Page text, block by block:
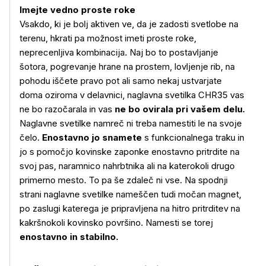
Več o izdelku
Imejte vedno proste roke
Vsakdo, ki je bolj aktiven ve, da je zadosti svetlobe na
terenu, hkrati pa možnost imeti proste roke,
neprecenljiva kombinacija. Naj bo to postavljanje
šotora, pogrevanje hrane na prostem, lovljenje rib, na
pohodu iščete pravo pot ali samo nekaj ustvarjate
doma oziroma v delavnici, naglavna svetilka CHR35 vas
ne bo razočarala in vas ne bo ovirala pri vašem delu.
Naglavne svetilke namreč ni treba namestiti le na svoje
čelo. Enostavno jo snamete s funkcionalnega traku in
jo s pomočjo kovinske zaponke enostavno pritrdite na
svoj pas, naramnico nahrbtnika ali na katerokoli drugo
primerno mesto. To pa še zdaleč ni vse. Na spodnji
strani naglavne svetilke nameščen tudi močan magnet,
po zaslugi katerega je pripravljena na hitro pritrditev na
kakršnokoli kovinsko površino. Namesti se torej
enostavno in stabilno.